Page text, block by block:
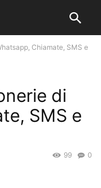
Chiamate, SMS e
di
SMS e
0
99